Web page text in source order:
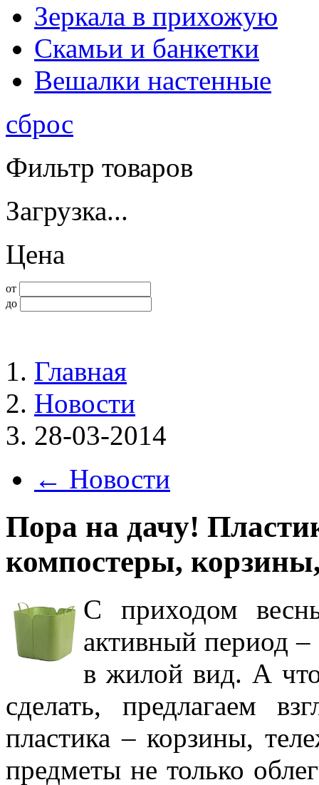
Зеркала в прихожую
Скамьи и банкетки
Вешалки настенные
сброс
Фильтр товаров
Загрузка...
Цена
от
до
Главная
Новости
28-03-2014
← Новости
Пора на дачу!
компостеры,
С приходом
активный период
в жилой вид. А
сделать, предлагаем
пластика – корзины,
предметы не только